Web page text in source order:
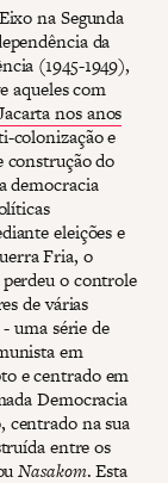
na Segunda
da
(1945-1949),
aqueles com
nos anos
colonização e
construção do
democracia
eleições e
Fria, o
o controle
de várias
uma série de
em
e centrado em
Democracia
centrado na sua
entre os
Nasakom. Esta